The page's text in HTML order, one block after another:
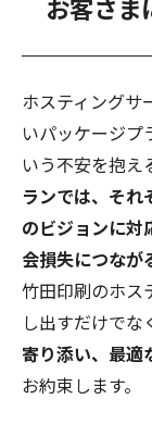
お客さま
ホスティングサ
いパッケージプ
いう不安を抱え
ランでは、そ
のビジョンに対
会損失につなが
竹田印刷のホス
し出すだけでな
寄り添い、最適
お約束します。